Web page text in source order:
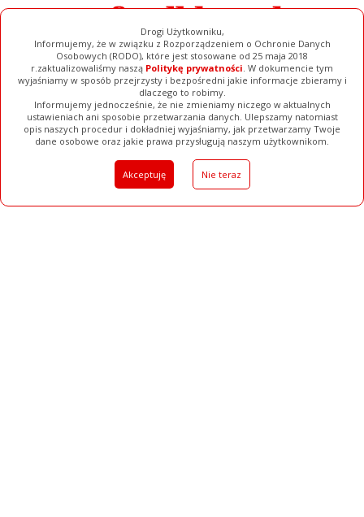
Drogi Użytkowniku,
Informujemy, że w związku z Rozporządzeniem o Ochronie Danych
Osobowych (RODO), które jest stosowane od 25 maja 2018
r.zaktualizowaliśmy naszą Politykę prywatności. W dokumencie tym
wyjaśniamy w sposób przejrzysty i bezpośredni jakie informacje zbieramy i
dlaczego to robimy.
Informujemy jednocześnie, że nie zmieniamy niczego w aktualnych
ustawieniach ani sposobie przetwarzania danych. Ulepszamy natomiast
opis naszych procedur i dokładniej wyjaśniamy, jak przetwarzamy Twoje
dane osobowe oraz jakie prawa przysługują naszym użytkownikom.
Akceptuję Nie teraz
Ogłoszenia Filmy Galerie Baza Firm Pełna Wersja